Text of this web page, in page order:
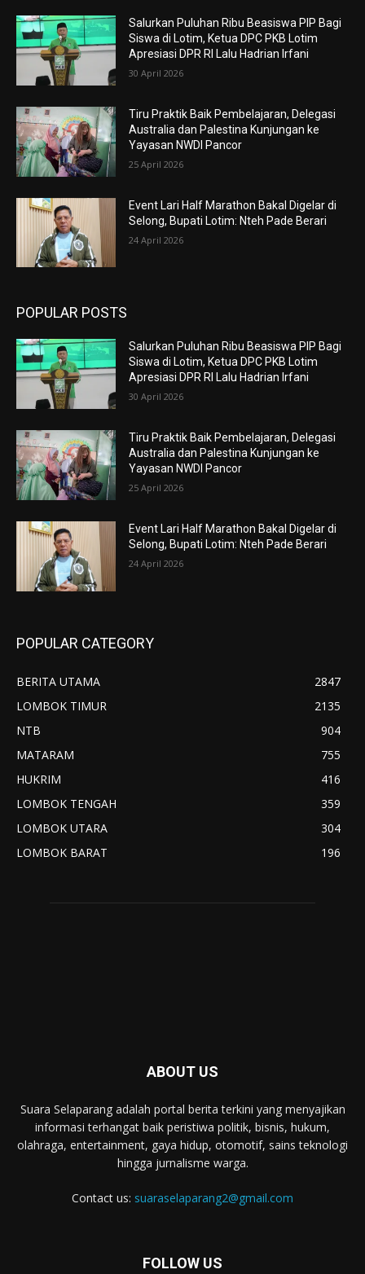
Salurkan Puluhan Ribu Beasiswa PIP Bagi
Siswa di Lotim, Ketua DPC PKB Lotim
Apresiasi DPR RI Lalu Hadrian Irfani
30 April 2026
Tiru Praktik Baik Pembelajaran, Delegasi
Australia dan Palestina Kunjungan ke
Yayasan NWDI Pancor
25 April 2026
Event Lari Half Marathon Bakal Digelar di
Selong, Bupati Lotim: Nteh Pade Berari
24 April 2026
POPULAR POSTS
Salurkan Puluhan Ribu Beasiswa PIP Bagi
Siswa di Lotim, Ketua DPC PKB Lotim
Apresiasi DPR RI Lalu Hadrian Irfani
30 April 2026
Tiru Praktik Baik Pembelajaran, Delegasi
Australia dan Palestina Kunjungan ke
Yayasan NWDI Pancor
25 April 2026
Event Lari Half Marathon Bakal Digelar di
Selong, Bupati Lotim: Nteh Pade Berari
24 April 2026
POPULAR CATEGORY
BERITA UTAMA
2847
LOMBOK TIMUR
2135
NTB
904
MATARAM
755
HUKRIM
416
LOMBOK TENGAH
359
LOMBOK UTARA
304
LOMBOK BARAT
196
ABOUT US
Suara Selaparang adalah portal berita terkini yang menyajikan
informasi terhangat baik peristiwa politik, bisnis, hukum,
olahraga, entertainment, gaya hidup, otomotif, sains teknologi
hingga jurnalisme warga.
Contact us: suaraselaparang2@gmail.com
FOLLOW US